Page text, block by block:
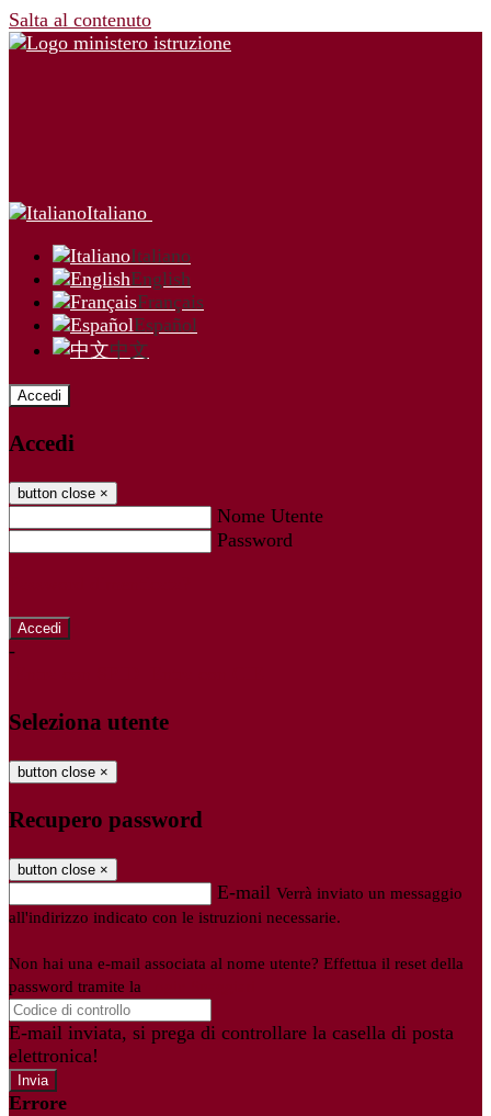
Salta al contenuto
Italiano
Italiano
English
Français
Español
中文
Accedi
Accedi
button close ×
Nome Utente
Password
-
Seleziona utente
button close ×
Recupero password
button close ×
E-mail Verrà inviato un messaggio
all'indirizzo indicato con le istruzioni necessarie.
Non hai una e-mail associata al nome utente? Effettua il reset della
password tramite la
E-mail inviata, si prega di controllare la casella di posta
elettronica!
Errore